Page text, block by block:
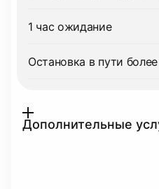
1 час ожидание
Остановка в пути
Дополнительные